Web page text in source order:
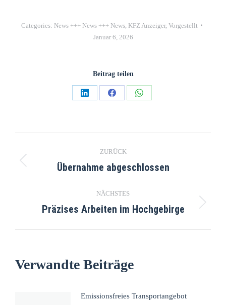
Categories: News +++ News +++ News, KFZ Anzeiger, Vorgestellt
Januar 6, 2026
Beitrag teilen
Teilen
Teilen
Teilen
Kommentarnavigation
ZURÜCK
Vorheriger
Übernahme abgeschlossen
NÄCHSTES
Nächster
Präzises Arbeiten im Hochgebirge
Verwandte Beiträge
Emissionsfreies Transportangebot